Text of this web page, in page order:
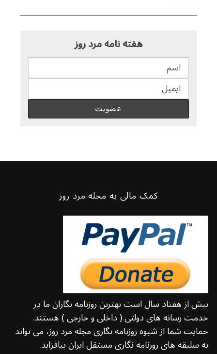
هفته نامه مرد روز
کمک مالی به مجله مرد روز
بیش از هفتاد سال است بهترین روزنامه نگاران ما در
خدمت رسانه های دولتی ( داخلی و خارجی ) هستند.
حمایت شما از شیوه روزنامه نگاری مجله مرد روز، می تواند
به سلیقه های روزنامه نگاری مستقل ایران بیافزاید.